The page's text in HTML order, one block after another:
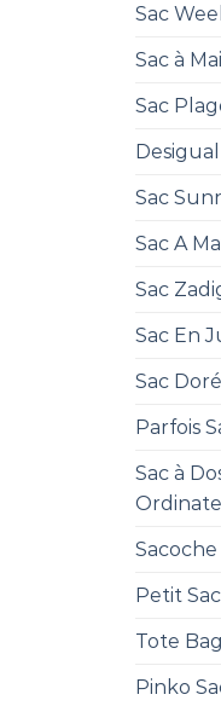
Sac
Sac à
Sac
Sac
Sac A
Sac
Sac En
Sac Doré
Parfois
Sac à
Petit
Tote
Pinko